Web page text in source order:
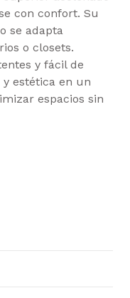
con confort. Su
se adapta
o closets.
y fácil de
estética en un
espacios sin